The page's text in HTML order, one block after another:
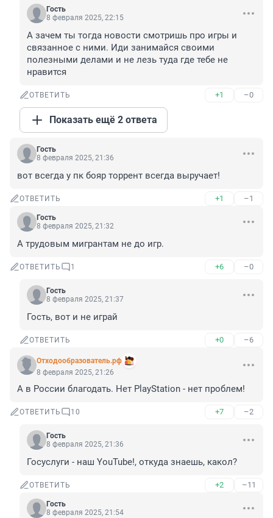
Гость
8 февраля 2025, 22:15
А зачем ты тогда новости смотришь про игры и
связанное с ними. Иди занимайся своими
полезными делами и не лезь туда где тебе не
нравится
ОТВЕТИТЬ +1 –0
Показать ещё 2 ответа
Гость
8 февраля 2025, 21:36
вот всегда у пк бояр торрент всегда выручает!
ОТВЕТИТЬ +1 –1
Гость
8 февраля 2025, 21:32
А трудовым мигрантам не до игр.
ОТВЕТИТЬ 1 +6 –0
Гость
8 февраля 2025, 21:37
Гость, вот и не играй
ОТВЕТИТЬ +0 –6
Отходообразователь.рф
8 февраля 2025, 21:26
А в России благодать. Нет PlayStation - нет проблем!
ОТВЕТИТЬ 10 +7 –2
Гость
8 февраля 2025, 21:36
Госуслуги - наш YouTube!, откуда знаешь, какол?
ОТВЕТИТЬ +2 –11
Гость
8 февраля 2025, 21:54